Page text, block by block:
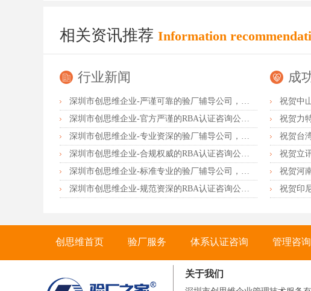
相关资讯推荐 Information
行业新闻
深圳市创思维企业-严谨可靠的验厂辅导公司，行业首选真诚力荐
深圳市创思维企业-官方严谨的RBA认证咨询公司，业内首选诚挚推荐
深圳市创思维企业-专业资深的验厂辅导公司，实力首选客户力荐
深圳市创思维企业-合规权威的RBA认证咨询公司，口碑首选强烈推荐
深圳市创思维企业-标准专业的验厂辅导公司，企业首选倾情力荐
深圳市创思维企业-规范资深的RBA认证咨询公司，客户首选由衷推荐
成
创思维首页 验厂服务 体系认证咨询 管理咨询
联系创思维 关于我们